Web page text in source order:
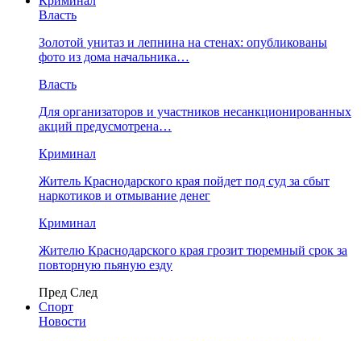
Власть
​Золотой унитаз и лепнина на стенах: опубликованы
фото из дома начальника…
Власть
Для организаторов и участников несанкционированных
акций предусмотрена…
Криминал
Житель Краснодарского края пойдет под суд за сбыт
наркотиков и отмывание денег
Криминал
Жителю Краснодарского края грозит тюремный срок за
повторную пьяную езду
Пред След
Спорт
Новости